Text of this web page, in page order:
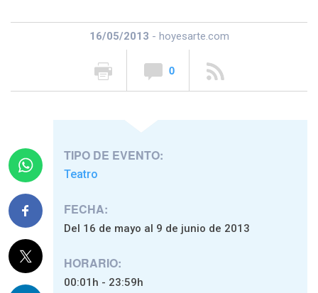
16/05/2013 - hoyesarte.com
0
TIPO DE EVENTO:
Teatro
FECHA:
Del 16 de mayo al 9 de junio de 2013
HORARIO:
00:01h - 23:59h